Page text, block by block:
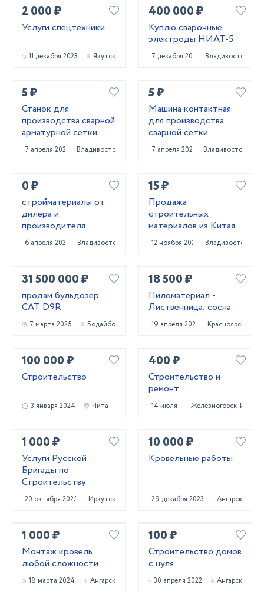
2 000 ₽
Услуги спецтехники
11 декабря 2023 Якутск
400 000 ₽
Куплю сварочные
электроды НИАТ-5
7 декабря 2023 Владивосток
5 ₽
Станок для
производства сварной
арматурной сетки
7 апреля 2021 Владивосток
5 ₽
Машина контактная
для производства
сварной сетки
7 апреля 2021 Владивосток
0 ₽
стройматериалы от
дилера и
производителя
6 апреля 2022 Владивосток
15 ₽
Продажа
строительных
материалов из Китая
12 ноября 2020 Владивосток
31 500 000 ₽
продам бульдозер
CAT D9R
7 марта 2025 Бодайбо
18 500 ₽
Пиломатериал -
Лиственница, сосна
19 апреля 2022 Красноярск
100 000 ₽
Строительство
3 января 2024 Чита
400 ₽
Строительство и
ремонт
14 июля 2022Железногорск-
1 000 ₽
Услуги Русской
Бригады по
Строительству
20 октября 2025 Иркутск
10 000 ₽
Кровельные работы
29 декабря 2023 Ангарск
1 000 ₽
Монтаж кровель
любой сложности
18 марта 2024 Ангарск
100 ₽
Строительство домов
с нуля
30 апреля 2022 Ангарск